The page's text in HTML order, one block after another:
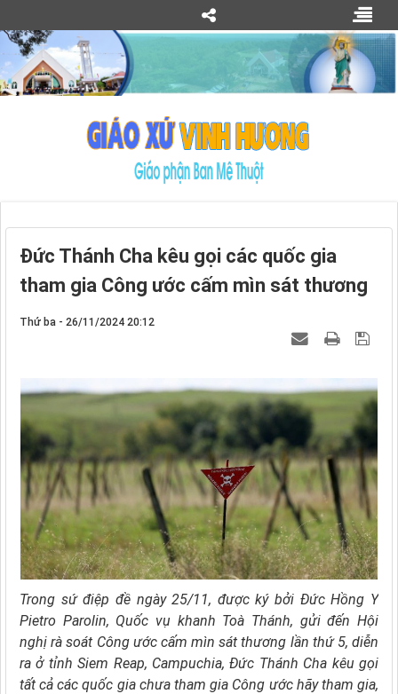
Đức Thánh Cha kêu gọi các quốc gia
tham gia Công ước cấm mìn sát thương
Thứ ba - 26/11/2024 20:12
Trong sứ điệp đề ngày 25/11, được ký bởi Đức Hồng Y
Pietro Parolin, Quốc vụ khanh Toà Thánh, gửi đến Hội
nghị rà soát Công ước cấm mìn sát thương lần thứ 5, diễn
ra ở tỉnh Siem Reap, Campuchia, Đức Thánh Cha kêu gọi
tất cả các quốc gia chưa tham gia Công ước hãy tham gia,